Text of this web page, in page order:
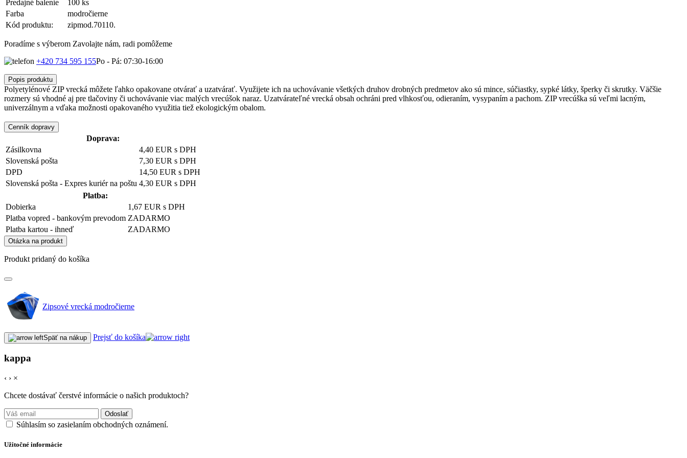
Predajné balenie
100 ks
Farba
modročierne
Kód produktu:
zipmod.70110.
Poradíme s výberom Zavolajte nám, radi pomôžeme
+420 734 595 155Po - Pá: 07:30-16:00
Popis produktu
Polyetylénové ZIP vrecká môžete ľahko opakovane otvárať a uzatvárať. Využijete ich na uchovávanie všetkých druhov drobných predmetov ako sú mince, súčiastky, sypké látky, šperky či skrutky. Väčšie
rozmery sú vhodné aj pre tlačoviny či uchovávanie viac malých vrecúšok naraz. Uzatvárateľné vrecká obsah ochráni pred vlhkosťou, odieraním, vysypaním a pachom. ZIP vrecúška sú veľmi lacným,
univerzálnym a vďaka možnosti opakovaného využitia tiež ekologickým obalom.
Cenník dopravy
Doprava:
Zásilkovna
4,40 EUR s DPH
Slovenská pošta
7,30 EUR s DPH
DPD
14,50 EUR s DPH
Slovenská pošta - Expres kuriér na poštu 4,30 EUR s DPH
Platba:
Dobierka
1,67 EUR s DPH
Platba vopred - bankovým prevodom ZADARMO
Platba kartou - ihneď
ZADARMO
Otázka na produkt
Produkt pridaný do košíka
Zipsové vrecká modročierne
Späť na nákup Prejsť do košíka
kappa
‹ › ×
Chcete dostávať čerstvé informácie o našich produktoch?
Odoslať
Súhlasím so zasielaním obchodných oznámení.
Užitočné informácie